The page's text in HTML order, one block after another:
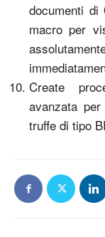
documenti
macro per
Create
avanzata
truffe di tipo